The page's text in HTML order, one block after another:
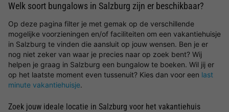
Welk soort bungalows in Salzburg zijn er beschikbaar?
Op deze pagina filter je met gemak op de verschillende
mogelijke voorzieningen en/of faciliteiten om een vakantiehuisje
in Salzburg te vinden die aansluit op jouw wensen. Ben je er
nog niet zeker van waar je precies naar op zoek bent? Wij
helpen je graag in Salzburg een bungalow te boeken. Wil jij er
op het laatste moment even tussenuit? Kies dan voor een last
minute vakantiehuisje.
Zoek jouw ideale locatie in Salzburg voor het vakantiehuis